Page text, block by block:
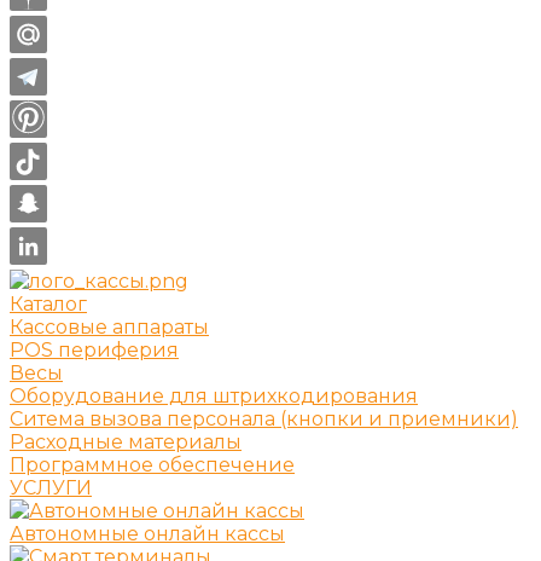
Каталог
Кассовые аппараты
POS периферия
Весы
Оборудование для штрихкодирования
Ситема вызова персонала (кнопки и приемники)
Расходные материалы
Программное обеспечение
УСЛУГИ
Автономные онлайн кассы